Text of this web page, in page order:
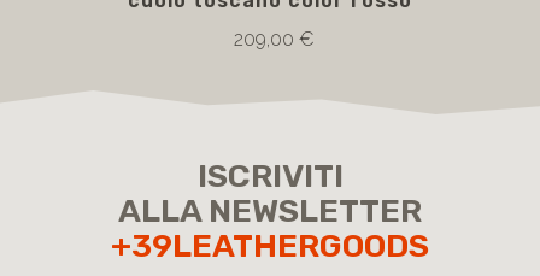
209,00 €
ISCRIVITI
ALLA NEWSLETTER
+39LEATHERGOODS